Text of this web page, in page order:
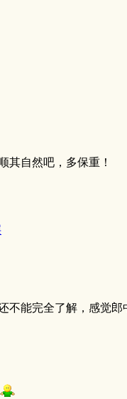
其自然吧，多保重！
能完全了解，感觉郎